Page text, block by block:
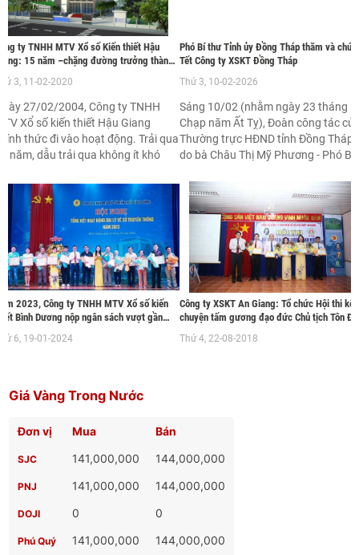
ty TNHH MTV Xổ số Kiến thiết Hậu
15 năm –chặng đường trưởng thành
3, 11-02-2020
27/02/2004, Công ty TNHH
Xổ số kiến thiết Hậu Giang
thức đi vào hoạt động. Trải qua
năm, dẫu trải qua không ít khó
thốn về điều kiện hoạt động ban
khi mới chia tách tỉnh, nguồn
lực còn non trẻ, chưa có nhiều
nghiệm trong kinh doanh xổ số
thiết, trong khi phải sớm chịu
tác động đến từ sự cạnh
của thị trường, nhưng với sự
tâm và chỉ đạo của Bộ Tài
các ban, ngành tỉnh, Hội đồng
số khu vực miền Nam,
Phó Bí thư Tỉnh ủy Đồng Tháp thăm và chúc
Tết Công ty XSKT Đồng Tháp
Thứ 3, 10-02-2026
Sáng 10/02 (nhằm ngày 23 tháng
Chạp năm Ất Tỵ), Đoàn công tác
Thường trực HĐND tỉnh Đồng Tháp
do bà Châu Thị Mỹ Phương - Phó Bí
Tháp làm Trưởng đoàn đã đến thăm
và chúc Tết tập thể cán bộ, người
động Công ty TNHH MTV Xổ số kiến
thiết (XSKT) Đồng Tháp.
2023, Công ty TNHH MTV Xổ số kiến
Bình Dương nộp ngân sách vượt gần
6, 19-01-2024
Công ty XSKT An Giang: Tổ chức Hội thi kể
chuyện tấm gương đạo đức Chủ tịch Tôn
Thứ 4, 22-08-2018
Giá Vàng Trong Nước
Đơn vị Mua Bán
SJC 141,000,000 144,000,000
PNJ 141,000,000 144,000,000
DOJI 0 0
Phú Quý 141,000,000 144,000,000